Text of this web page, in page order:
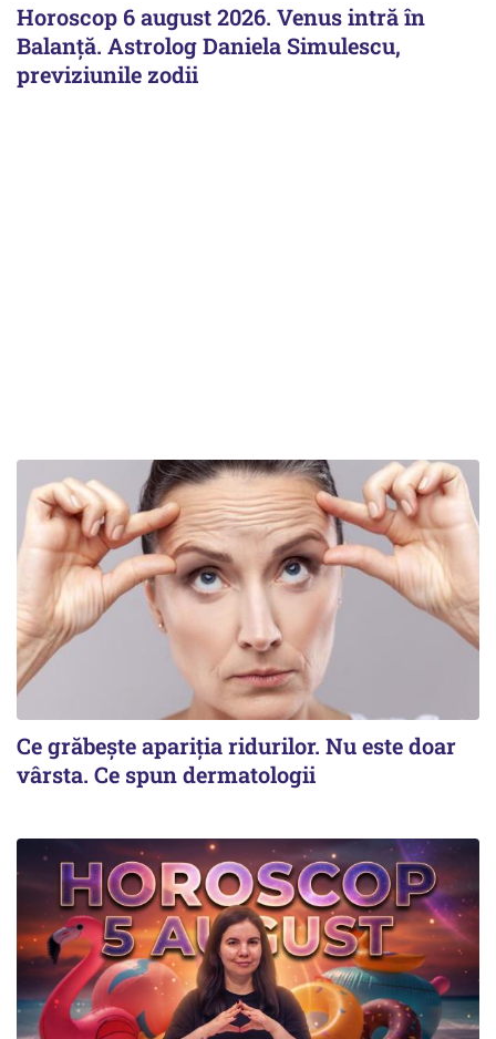
Horoscop 6 august 2026. Venus intră în
Balanță. Astrolog Daniela Simulescu,
previziunile zodii
Ce grăbește apariția ridurilor. Nu este doar
vârsta. Ce spun dermatologii